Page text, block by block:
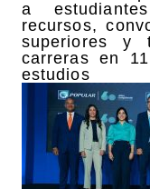
a
recursos,
superiores y
carreras en